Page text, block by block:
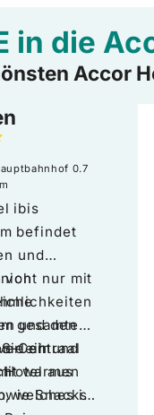
in die
Accor
0.7
ibis
befindet
und
von
und den
Centraal
Hotel aus
nur mit
gesamten
und
Snacks
ein
warmen
welches in